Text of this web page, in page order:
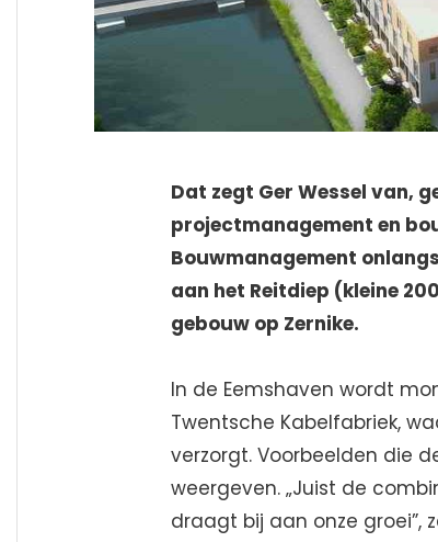
Dat zegt Ger Wessel van,
projectmanagement en
Bouwmanagement
aan het Reitdiep (kleine
gebouw op Zernike.
In de Eemshaven wordt
Twentsche Kabelfabriek,
verzorgt. Voorbeelden die
weergeven. „Juist de
draagt bij aan onze groei”,